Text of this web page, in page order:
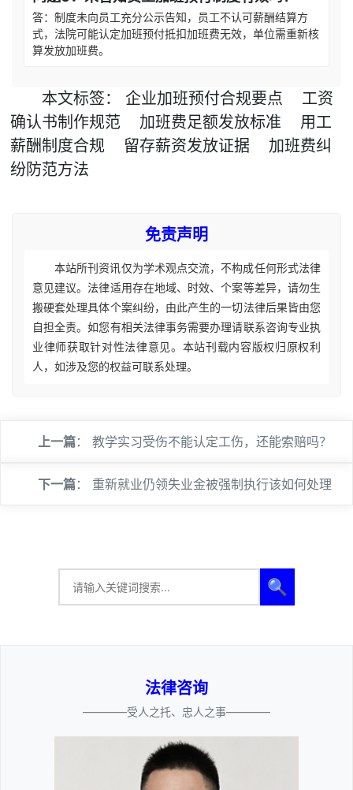
答：制度未向员工充分公示告知，员工不认可薪酬结算方
式，法院可能认定加班预付抵扣加班费无效，单位需重新核
算发放加班费。
本文标签： 企业加班预付合规要点
工资
确认书制作规范
加班费足额发放标准
用工
薪酬制度合规
留存薪资发放证据
加班费纠
纷防范方法
免责声明
本站所刊资讯仅为学术观点交流，不构成任何形式法律
意见建议。法律适用存在地域、时效、个案等差异，请勿生
搬硬套处理具体个案纠纷，由此产生的一切法律后果皆由您
自担全责。如您有相关法律事务需要办理请联系咨询专业执
业律师获取针对性法律意见。本站刊载内容版权归原权利
人，如涉及您的权益可联系处理。
上一篇： 教学实习受伤不能认定工伤，还能索赔吗？
下一篇： 重新就业仍领失业金被强制执行该如何处理
🔍
法律咨询
————受人之托、忠人之事————